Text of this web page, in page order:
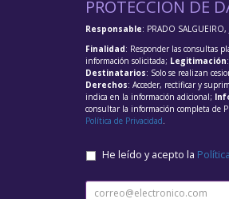
PROTECCIÓN DE
Responsable: PRADO SALGUEIRO,
Finalidad: Responder las consultas
información solicitada; Legitimación
Destinatarios: Solo se realizan
Derechos: Acceder, rectificar y
indica en la información adicional;
consultar la información completa de
Política de Privacidad.
He leído y acepto la